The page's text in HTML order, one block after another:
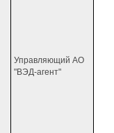
Управляющий АО
"ВЭД-агент"